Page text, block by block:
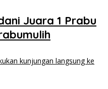
Juara 1 Prabu